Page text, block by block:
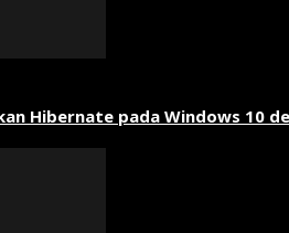
Hibernate pada Windows 10